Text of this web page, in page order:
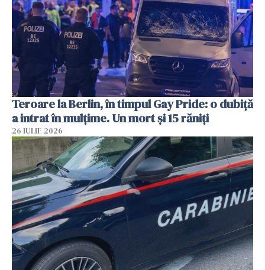
Teroare la Berlin, în timpul Gay Pride: o dubiță
a intrat în mulțime. Un mort și 15 răniți
26 IULIE 2026